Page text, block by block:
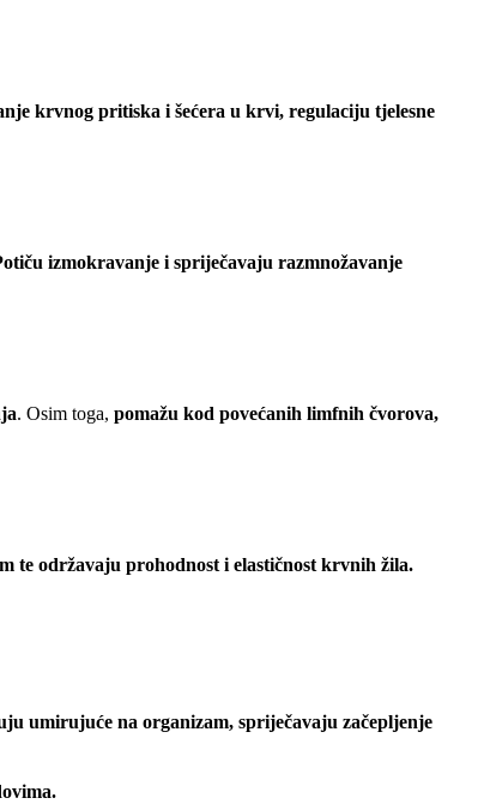
krvnog pritiska i šećera u krvi, regulaciju tjelesne
izmokravanje i spriječavaju razmnožavanje
. Osim toga, pomažu kod povećanih limfnih čvorova,
te održavaju prohodnost i elastičnost krvnih žila.
umirujuće na organizam, spriječavaju začepljenje